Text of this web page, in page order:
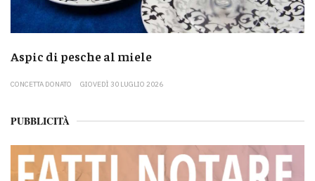
Aspic di pesche al miele
CONCETTA DONATO GIOVEDÌ 30 LUGLIO 2026
PUBBLICITÀ